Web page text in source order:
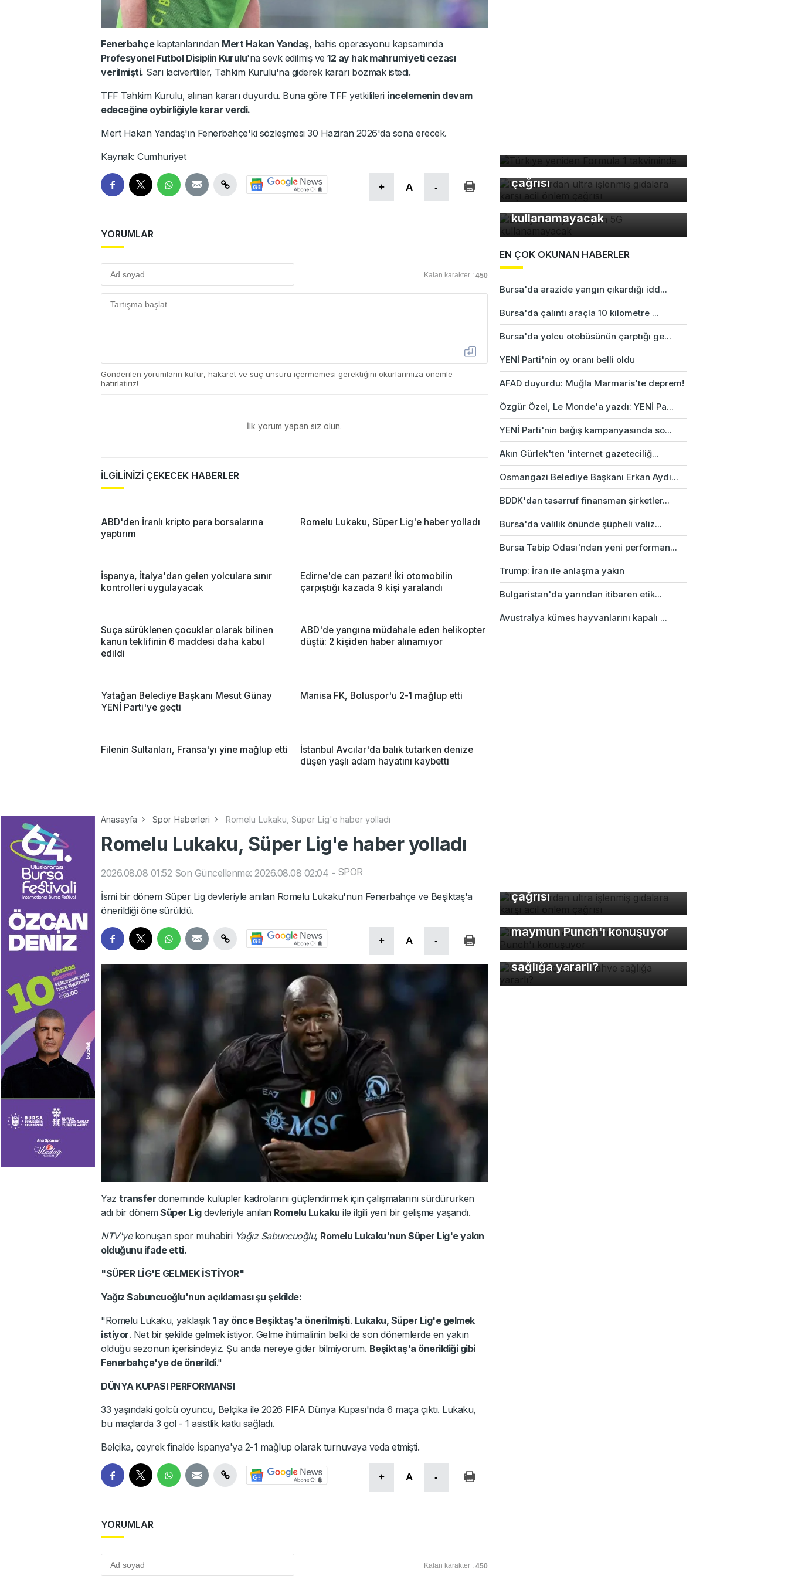
Fenerbahçe kaptanlarından Mert Hakan Yandaş, bahis operasyonu kapsamında
Profesyonel Futbol Disiplin Kurulu'na sevk edilmiş ve 12 ay hak mahrumiyeti cezası
verilmişti. Sarı lacivertliler, Tahkim Kurulu'na giderek kararı bozmak istedi.
TFF Tahkim Kurulu, alınan kararı duyurdu. Buna göre TFF yetkilileri incelemenin devam
edeceğine oybirliğiyle karar verdi.
Mert Hakan Yandaş'ın Fenerbahçe'ki sözleşmesi 30 Haziran 2026'da sona erecek.
Kaynak: Cumhuriyet
+ A -
YORUMLAR
Kalan karakter : 450
Gönderilen yorumların küfür, hakaret ve suç unsuru içermemesi gerektiğini okurlarımıza önemle
hatırlatırız!
İlk yorum yapan siz olun.
İLGİLİNİZİ ÇEKECEK HABERLER
ABD'den İranlı kripto para borsalarına
yaptırım
Romelu Lukaku, Süper Lig'e haber yolladı
İspanya, İtalya'dan gelen yolculara sınır
kontrolleri uygulayacak
Edirne'de can pazarı! İki otomobilin
çarpıştığı kazada 9 kişi yaralandı
Suça sürüklenen çocuklar olarak bilinen
kanun teklifinin 6 maddesi daha kabul
edildi
ABD'de yangına müdahale eden helikopter
düştü: 2 kişiden haber alınamıyor
Yatağan Belediye Başkanı Mesut Günay
YENİ Parti'ye geçti
Manisa FK, Boluspor'u 2-1 mağlup etti
Filenin Sultanları, Fransa'yı yine mağlup etti
İstanbul Avcılar'da balık tutarken denize
düşen yaşlı adam hayatını kaybetti
Uzmanlardan ultra işlenmiş
gıdalara karşı acil önlem
çağrısı
Bu ayarları yapmayan 5G
kullanamayacak
EN ÇOK OKUNAN HABERLER
Bursa'da arazide yangın çıkardığı idd...
Bursa'da çalıntı araçla 10 kilometre ...
Bursa'da yolcu otobüsünün çarptığı ge...
YENİ Parti'nin oy oranı belli oldu
AFAD duyurdu: Muğla Marmaris'te deprem!
Özgür Özel, Le Monde'a yazdı: YENİ Pa...
YENİ Parti'nin bağış kampanyasında so...
Akın Gürlek'ten 'internet gazeteciliğ...
Osmangazi Belediye Başkanı Erkan Aydı...
BDDK'dan tasarruf finansman şirketler...
Bursa'da valilik önünde şüpheli valiz...
Bursa Tabip Odası'ndan yeni performan...
Trump: İran ile anlaşma yakın
Bulgaristan'da yarından itibaren etik...
Avustralya kümes hayvanlarını kapalı ...
Anasayfa Spor Haberleri Romelu Lukaku, Süper Lig'e haber yolladı
Romelu Lukaku, Süper Lig'e haber yolladı
2026.08.08 01:52 Son Güncellenme: 2026.08.08 02:04 - SPOR
İsmi bir dönem Süper Lig devleriyle anılan Romelu Lukaku'nun Fenerbahçe ve Beşiktaş'a
önerildiği öne sürüldü.
+ A -
Yaz transfer döneminde kulüpler kadrolarını güçlendirmek için çalışmalarını sürdürürken
adı bir dönem Süper Ligdevleriyle anılan Romelu Lukaku ile ilgili yeni bir gelişme yaşandı.
NTV'yekonuşan spor muhabiri Yağız Sabuncuoğlu, Romelu Lukaku'nun Süper Lig'e yakın
olduğunu ifade etti.
"SÜPER LİG'E GELMEK İSTİYOR"
Yağız Sabuncuoğlu'nun açıklaması şu şekilde:
"Romelu Lukaku, yaklaşık 1 ay önce Beşiktaş'a önerilmişti. Lukaku, Süper Lig'e gelmek
istiyor. Net bir şekilde gelmek istiyor. Gelme ihtimalinin belki de son dönemlerde en yakın
olduğu sezonun içerisindeyiz. Şu anda nereye gider bilmiyorum. Beşiktaş'a önerildiği gibi
Fenerbahçe'ye de önerildi."
DÜNYA KUPASI PERFORMANSI
33 yaşındaki golcü oyuncu, Belçika ile 2026 FIFA Dünya Kupası'nda 6 maça çıktı. Lukaku,
bu maçlarda 3 gol - 1 asistlik katkı sağladı.
Belçika, çeyrek finalde İspanya'ya 2-1 mağlup olarak turnuvaya veda etmişti.
+ A -
YORUMLAR
Kalan karakter : 450
çağrısı
Dünya terk edilen yavru
maymun Punch'ı konuşuyor
Günde kaç fincan kahve
sağlığa yararlı?